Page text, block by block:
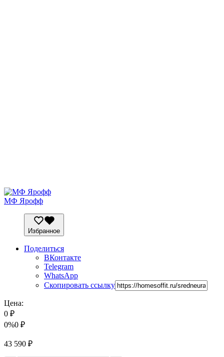
МФ Ярофф
Избранное
Поделиться
ВКонтакте
Telegram
WhatsApp
Скопировать ссылку
Цена:
0 ₽
0%0 ₽
43 590 ₽